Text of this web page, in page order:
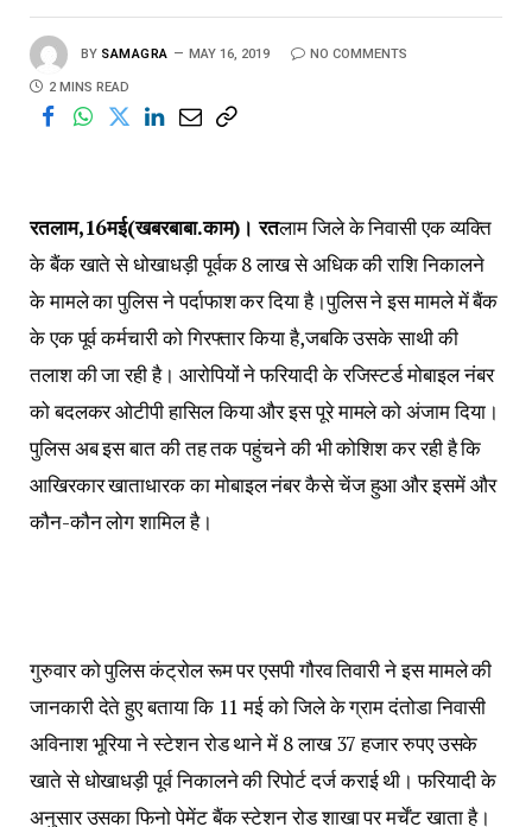
BY SAMAGRA MAY 16, 2019 NO COMMENTS
2 MINS READ
रतलाम,16मई(खबरबाबा.काम)। रतलाम जिले के निवासी एक व्यक्ति
के बैंक खाते से धोखाधड़ी पूर्वक 8 लाख से अधिक की राशि निकालने
के मामले का पुलिस ने पर्दाफाश कर दिया है।पुलिस ने इस मामले में बैंक
के एक पूर्व कर्मचारी को गिरफ्तार किया है,जबकि उसके साथी की
तलाश की जा रही है। आरोपियों ने फरियादी के रजिस्टर्ड मोबाइल नंबर
को बदलकर ओटीपी हासिल किया और इस पूरे मामले को अंजाम दिया।
पुलिस अब इस बात की तह तक पहुंचने की भी कोशिश कर रही है कि
आखिरकार खाताधारक का मोबाइल नंबर कैसे चेंज हुआ और इसमें और
कौन-कौन लोग शामिल है।
गुरुवार को पुलिस कंट्रोल रूम पर एसपी गौरव तिवारी ने इस मामले की
जानकारी देते हुए बताया कि 11 मई को जिले के ग्राम दंतोडा निवासी
अविनाश भूरिया ने स्टेशन रोड थाने में 8 लाख 37 हजार रुपए उसके
खाते से धोखाधड़ी पूर्व निकालने की रिपोर्ट दर्ज कराई थी। फरियादी के
अनुसार उसका फिनो पेमेंट बैंक स्टेशन रोड शाखा पर मर्चेंट खाता है।